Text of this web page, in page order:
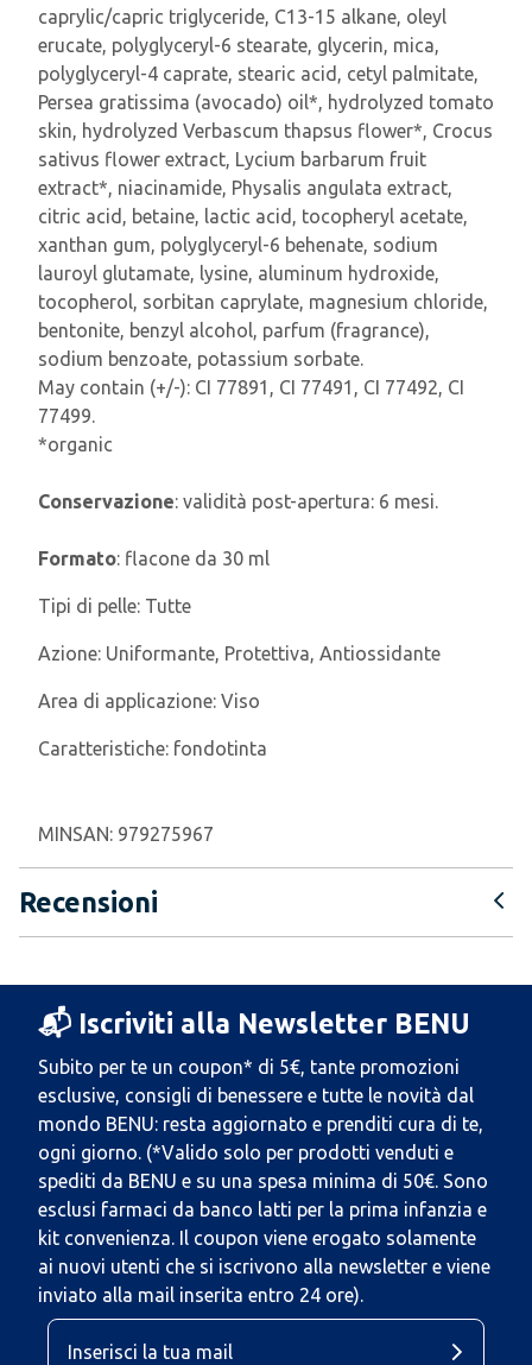
caprylic/capric triglyceride, C13-15 alkane, oleyl
erucate, polyglyceryl-6 stearate, glycerin, mica,
polyglyceryl-4 caprate, stearic acid, cetyl palmitate,
Persea gratissima (avocado) oil*, hydrolyzed tomato
skin, hydrolyzed Verbascum thapsus flower*, Crocus
sativus flower extract, Lycium barbarum fruit
extract*, niacinamide, Physalis angulata extract,
citric acid, betaine, lactic acid, tocopheryl acetate,
xanthan gum, polyglyceryl-6 behenate, sodium
lauroyl glutamate, lysine, aluminum hydroxide,
tocopherol, sorbitan caprylate, magnesium chloride,
bentonite, benzyl alcohol, parfum (fragrance),
sodium benzoate, potassium sorbate.
May contain (+/-): CI 77891, CI 77491, CI 77492, CI
77499.
*organic
Conservazione: validità post-apertura: 6 mesi.
Formato: flacone da 30 ml
Tipi di pelle: Tutte
Azione: Uniformante, Protettiva, Antiossidante
Area di applicazione: Viso
Caratteristiche: fondotinta
MINSAN: 979275967
Recensioni
📬 Iscriviti alla Newsletter BENU
Subito per te un coupon* di 5€, tante promozioni
esclusive, consigli di benessere e tutte le novità dal
mondo BENU: resta aggiornato e prenditi cura di te,
ogni giorno. (*Valido solo per prodotti venduti e
spediti da BENU e su una spesa minima di 50€. Sono
esclusi farmaci da banco latti per la prima infanzia e
kit convenienza. Il coupon viene erogato solamente
ai nuovi utenti che si iscrivono alla newsletter e viene
inviato alla mail inserita entro 24 ore).